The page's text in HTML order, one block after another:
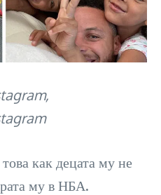
как децата му не
му в НБА.